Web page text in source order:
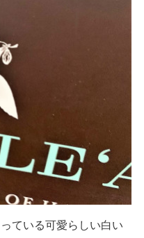
ている可愛らしい白い